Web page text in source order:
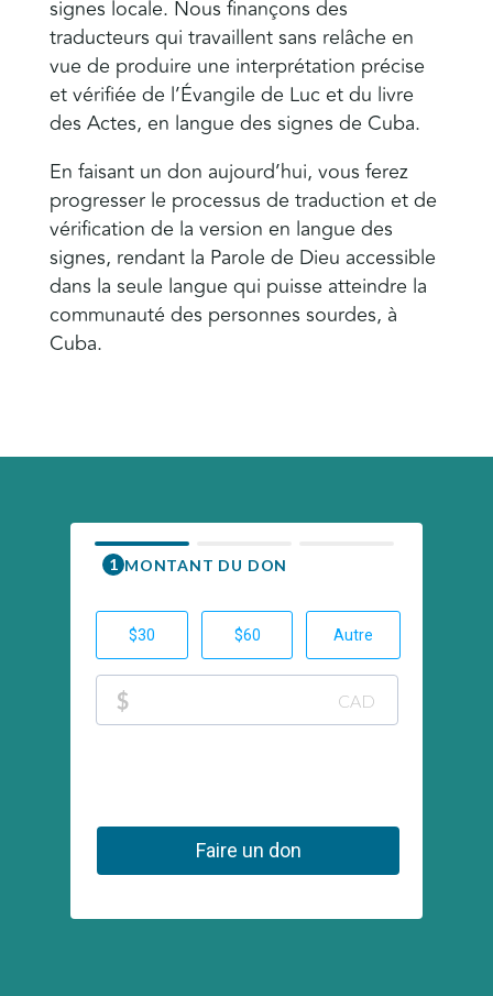
signes locale. Nous finançons des
traducteurs qui travaillent sans relâche en
vue de produire une interprétation précise
et vérifiée de l’Évangile de Luc et du livre
des Actes, en langue des signes de Cuba.
En faisant un don aujourd’hui, vous ferez
progresser le processus de traduction et de
vérification de la version en langue des
signes, rendant la Parole de Dieu accessible
dans la seule langue qui puisse atteindre la
communauté des personnes sourdes, à
Cuba.